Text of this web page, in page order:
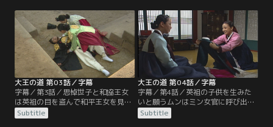
たことで彼の人生は変わってしまい
一生消えない傷を残すことになっ
た。
れ、英祖のちょう愛を受けられる息
子になろうと思悼世子は努力するの
だが…。
大王の道 第03話／字幕
字幕／第3話／思悼世子と和協王女
は英祖の目を盗んで和平王女を見舞
うが英祖にバレてしまい、階段から
突き落とされて病床に伏してしま
Subtitle
大王の道 第04話／字幕
字幕／第4話／英祖の子供を生みた
いと願うムンはミン女官に呼び出さ
れ、はかない夢を見るなと叱責され
る。だが、ムン女官はソングクを利
Subtitle